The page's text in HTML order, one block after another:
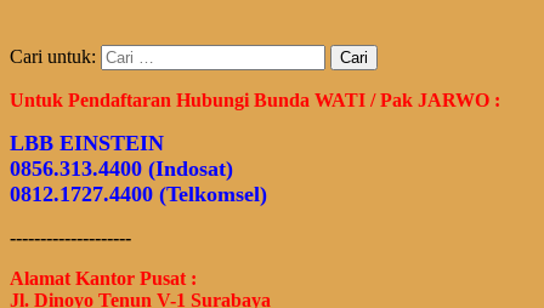
Cari untuk:
Untuk Pendaftaran Hubungi Bunda WATI / Pak JARWO :
LBB EINSTEIN
0856.313.4400 (Indosat)
0812.1727.4400 (Telkomsel)
--------------------
Alamat Kantor Pusat :
Jl. Dinoyo Tenun V-1 Surabaya